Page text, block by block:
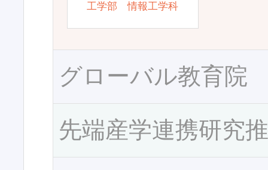
工学部 情報工学科
グローバル教育院
先端産学連携研究